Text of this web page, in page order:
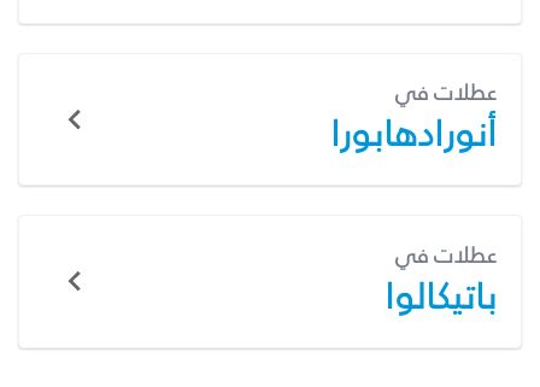
عطلات في
أنورادهابورا
عطلات في
باتيكالوا